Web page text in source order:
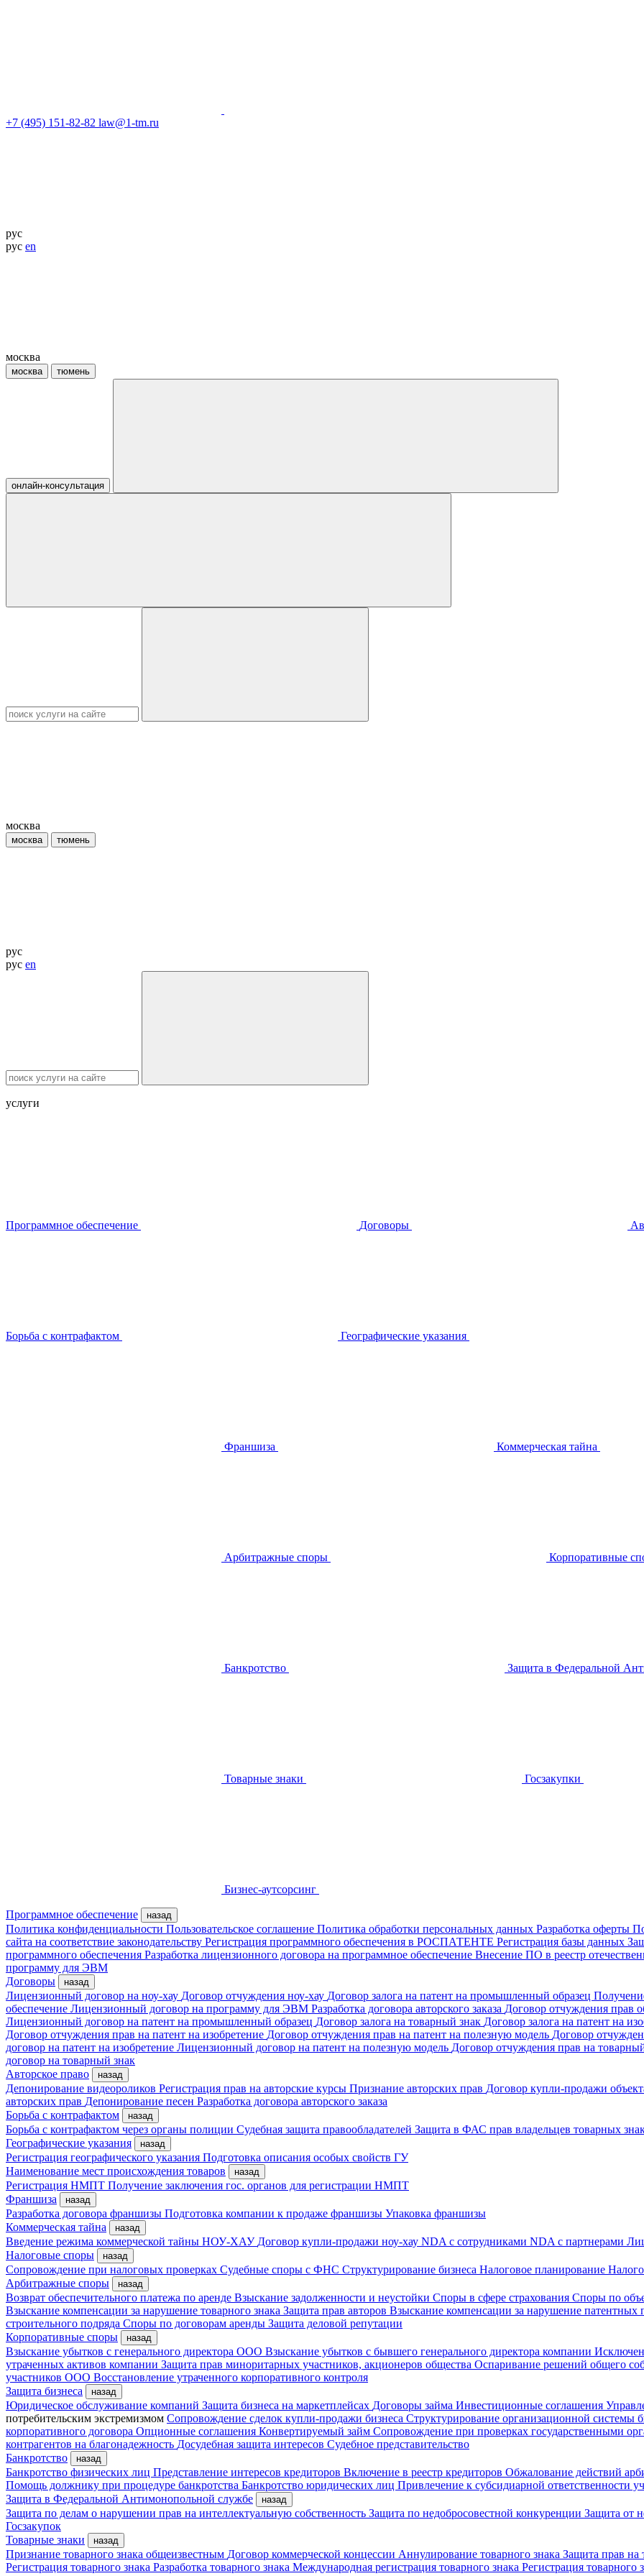
+7 (495) 151-82-82 law@1-tm.ru
рус
рус en
москва
москва тюмень
онлайн-консультация
москва
москва тюмень
рус
рус en
услуги
Программное обеспечение Договоры
Борьба с контрафактом Географические указания
Франшиза Коммерческая тайна
Арбитражные споры Корпоративные
Банкротство Защита в Федеральной
Товарные знаки Госзакупки
Бизнес-аутсорсинг
Программное обеспечение назад
Политика конфиденциальности Пользовательское соглашение Политика обработки персональных данных Разработка оферты
сайта на соответствие законодательству Регистрация программного обеспечения в РОСПАТЕНТЕ Регистрация базы данных
программного обеспечения Разработка лицензионного договора на программное обеспечение Внесение ПО в реестр
программу для ЭВМ
Договоры
назад
Лицензионный договор на ноу-хау Договор отчуждения ноу-хау Договор залога на патент на промышленный образец
обеспечение Лицензионный договор на программу для ЭВМ Разработка договора авторского заказа Договор отчуждения прав
Лицензионный договор на патент на промышленный образец Договор залога на товарный знак Договор залога на патент на
Договор отчуждения прав на патент на изобретение Договор отчуждения прав на патент на полезную модель Договор
договор на патент на изобретение Лицензионный договор на патент на полезную модель Договор отчуждения прав на
договор на товарный знак
Авторское право
назад
Депонирование видеороликов Регистрация прав на авторские курсы Признание авторских прав Договор купли-продажи
авторских прав Депонирование песен Разработка договора авторского заказа
Борьба с контрафактом
назад
Борьба с контрафактом через органы полиции Судебная защита правообладателей Защита в ФАС прав владельцев товарных
Географические указания
назад
Регистрация географического указания Подготовка описания особых свойств ГУ
Наименование мест происхождения товаров
назад
Регистрация НМПТ Получение заключения гос. органов для регистрации НМПТ
Франшиза
назад
Разработка договора франшизы Подготовка компании к продаже франшизы Упаковка франшизы
Коммерческая тайна
назад
Введение режима коммерческой тайны НОУ-ХАУ Договор купли-продажи ноу-хау NDA с сотрудниками NDA с партнерами
Налоговые споры
назад
Сопровождение при налоговых проверках Судебные споры с ФНС Структурирование бизнеса Налоговое планирование
Арбитражные споры
назад
Возврат обеспечительного платежа по аренде Взыскание задолженности и неустойки Споры в сфере страхования Споры по
Взыскание компенсации за нарушение товарного знака Защита прав авторов Взыскание компенсации за нарушение патентных
строительного подряда Споры по договорам аренды Защита деловой репутации
Корпоративные споры
назад
Взыскание убытков с генерального директора ООО Взыскание убытков с бывшего генерального директора компании
утраченных активов компании Защита прав миноритарных участников, акционеров общества Оспаривание решений общего
участников ООО Восстановление утраченного корпоративного контроля
Защита бизнеса
назад
Юридическое обслуживание компаний Защита бизнеса на маркетплейсах Договоры займа Инвестиционные соглашения
потребительским экстремизмом Сопровождение сделок купли-продажи бизнеса Структурирование организационной системы
корпоративного договора Опционные соглашения Конвертируемый займ Сопровождение при проверках государственными
контрагентов на благонадежность Досудебная защита интересов Судебное представительство
Банкротство
назад
Банкротство физических лиц Представление интересов кредиторов Включение в реестр кредиторов Обжалование действий
Помощь должнику при процедуре банкротства Банкротство юридических лиц Привлечение к субсидиарной ответственности
Защита в Федеральной Антимонопольной службе
назад
Защита по делам о нарушении прав на интеллектуальную собственность Защита по недобросовестной конкуренции Защита от
Госзакупок
Товарные знаки
назад
Признание товарного знака общеизвестным Договор коммерческой концессии Аннулирование товарного знака Защита прав на
Регистрация товарного знака Разработка товарного знака Международная регистрация товарного знака Регистрация товарного